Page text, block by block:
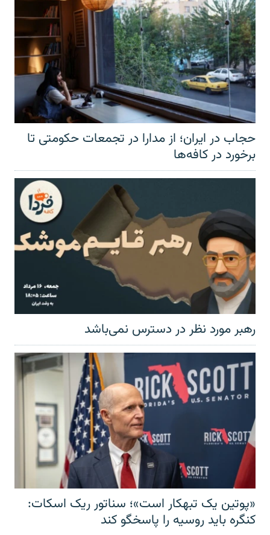
حجاب در ایران؛ از مدارا در تجمعات حکومتی تا
برخورد در کافه‌ها
رهبر مورد نظر در دسترس نمی‌باشد
«پوتین یک تبهکار است»؛ سناتور ریک اسکات:
کنگره باید روسیه را پاسخگو کند